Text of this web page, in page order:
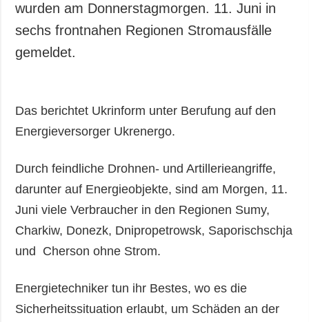
wurden am Donnerstagmorgen. 11. Juni in
sechs frontnahen Regionen Stromausfälle
gemeldet.
Das berichtet Ukrinform unter Berufung auf den
Energieversorger Ukrenergo.
Durch feindliche Drohnen- und Artillerieangriffe,
darunter auf Energieobjekte, sind am Morgen, 11.
Juni viele Verbraucher in den Regionen Sumy,
Charkiw, Donezk, Dnipropetrowsk, Saporischschja
und Cherson ohne Strom.
Energietechniker tun ihr Bestes, wo es die
Sicherheitssituation erlaubt, um Schäden an der